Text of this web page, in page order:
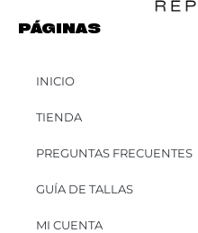
PÁGINAS
INICIO
TIENDA
PREGUNTAS FRECUENTES
GUÍA DE TALLAS
MI CUENTA